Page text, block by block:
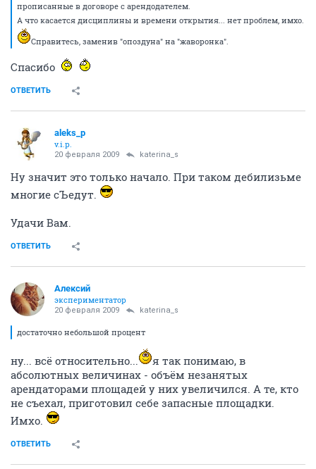
прописанные в договоре с арендодателем.
А что касается дисциплины и времени открытия... нет проблем, имхо.
Справитесь, заменив "опоздуна" на "жаворонка".
Спасибо
ОТВЕТИТЬ
aleks_p
v.i.p.
20 февраля 2009 katerina_s
Ну значит это только начало. При таком дебилизьме
многие сЪедут.
Удачи Вам.
ОТВЕТИТЬ
Алексий
экспериментатор
20 февраля 2009 katerina_s
достаточно небольшой процент
ну... всё относительно...
я так понимаю, в
абсолютных величинах - объём незанятых
арендаторами площадей у них увеличился. А те, кто
не съехал, приготовил себе запасные площадки.
Имхо.
ОТВЕТИТЬ